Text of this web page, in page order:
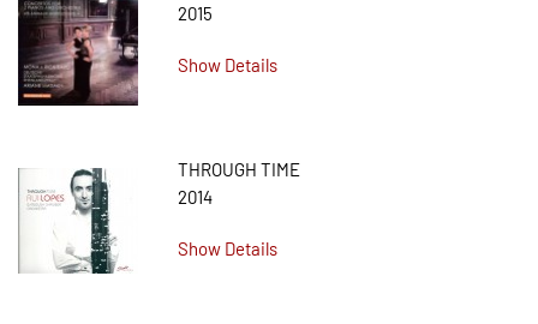
2015
Show Details
THROUGH TIME
2014
Show Details